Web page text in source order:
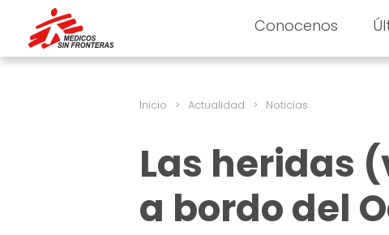
Conocenos
Inicio > Actualidad > Noticias
Las heridas
a bordo del